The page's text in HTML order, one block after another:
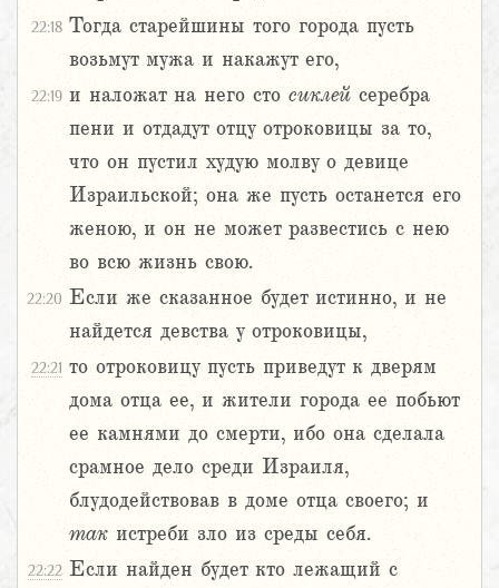
22:18 Тогда старейшины того города пусть
возьмут мужа и накажут его,
22:19 и наложат на него сто сиклей серебра
пени и отдадут отцу отроковицы за то,
что он пустил худую молву о девице
Израильской; она же пусть останется его
женою, и он не может развестись с нею
во всю жизнь свою.
22:20 Если же сказанное будет истинно, и не
найдется девства у отроковицы,
22:21 то отроковицу пусть приведут к дверям
дома отца ее, и жители города ее побьют
ее камнями до смерти, ибо она сделала
срамное дело среди Израиля,
блудодействовав в доме отца своего; и
так истреби зло из среды себя.
22:22 Если найден будет кто лежащий с